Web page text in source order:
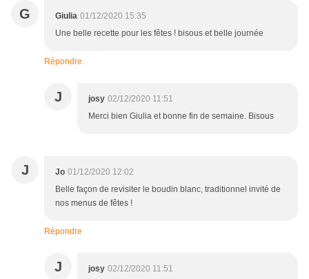
G Giulia 01/12/2020 15:35
Une belle recette pour les fêtes ! bisous et belle journée
Répondre
J josy 02/12/2020 11:51
Merci bien Giulia et bonne fin de semaine. Bisous
J Jo 01/12/2020 12:02
Belle façon de revisiter le boudin blanc, traditionnel invité de
nos menus de fêtes !
Répondre
J josy 02/12/2020 11:51